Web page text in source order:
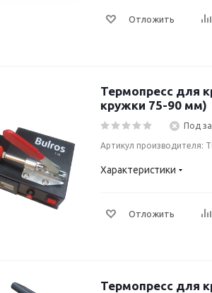
Отложить
Термопресс для
кружки 75-90 мм)
Под
Артикул производителя:
Характеристики
Отложить
Термопресс для